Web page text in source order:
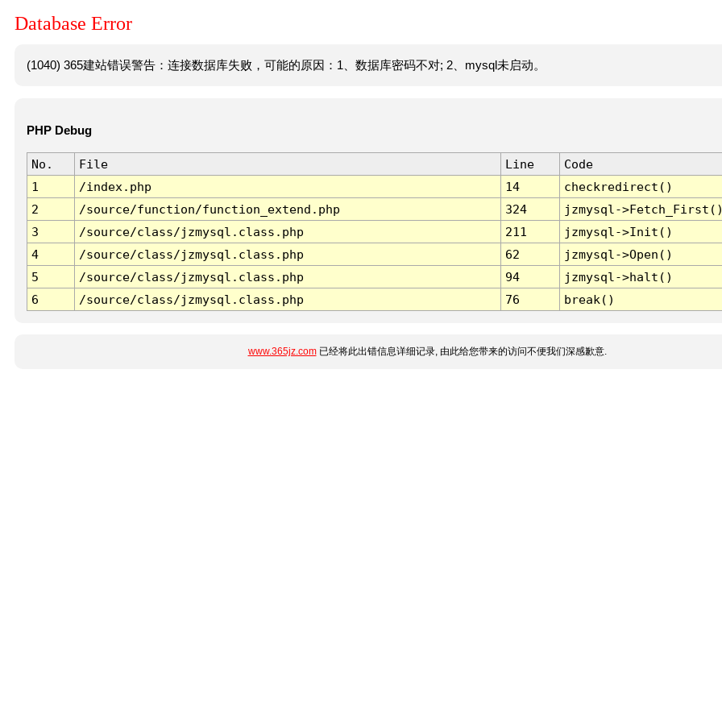
Database Error
(1040) 365建站错误警告：连接数据库失败，可能的原因：1、数据库密码不对; 2、mysql未启动。
PHP Debug
No. File Line
Code
1
/index.php 14
checkredirect()
2
/source/function/function_extend.php 324
jzmysql-
3
/source/class/jzmysql.class.php 211
jzmysql->Init()
4
/source/class/jzmysql.class.php 62
jzmysql->Open()
5
/source/class/jzmysql.class.php 94
jzmysql->halt()
6
/source/class/jzmysql.class.php 76 break()
www.365jz.com已经将此出错信息详细记录, 由此给您带来的访问不便我们深感歉意.